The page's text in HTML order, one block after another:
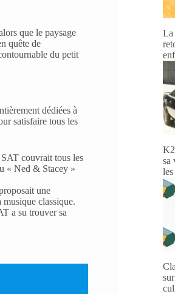
que le paysage
quête de
du petit
dédiées à
satisfaire tous les
couvrait tous les
« Ned & Stacey »
une
classique.
a su trouver sa
La
sa